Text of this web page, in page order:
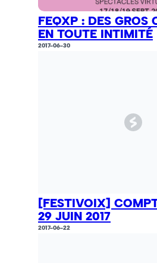
FEQXP : DES GROS
EN TOUTE INTIMITÉ
2017-06-30
[FESTIVOIX]
29 JUIN 2017
2017-06-22